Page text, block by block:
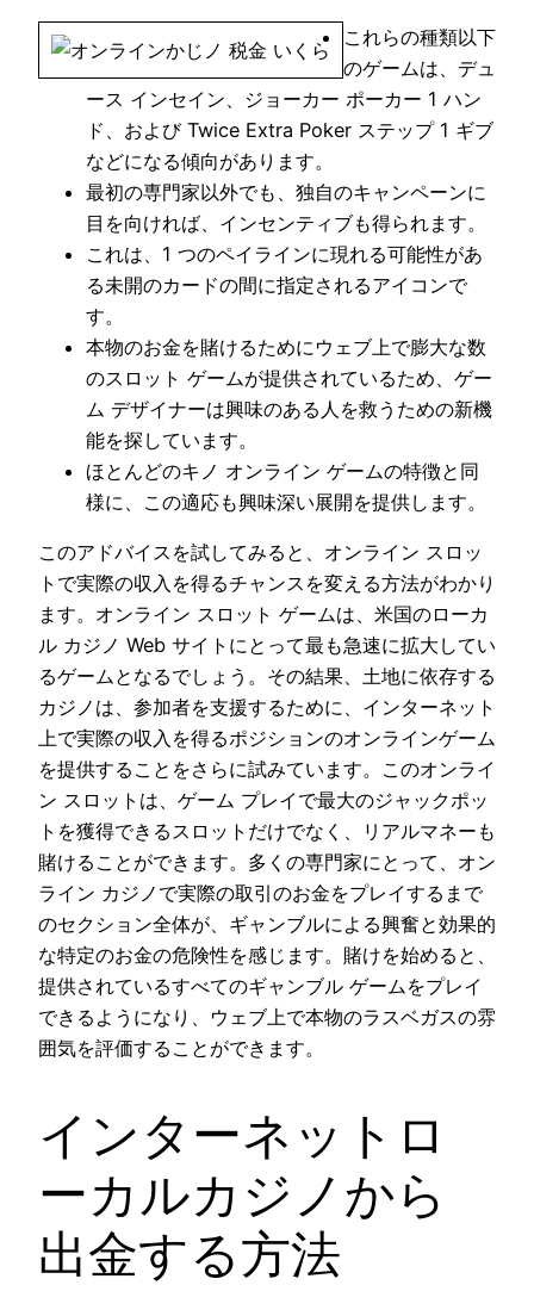
これらの種類以下
のゲームは、デュ
ース インセイン、ジョーカー ポーカー 1 ハン
ド、および Twice Extra Poker ステップ 1 ギブ
などになる傾向があります。
最初の専門家以外でも、独自のキャンペーンに
目を向ければ、インセンティブも得られます。
これは、1 つのペイラインに現れる可能性があ
る未開のカードの間に指定されるアイコンで
す。
本物のお金を賭けるためにウェブ上で膨大な数
のスロット ゲームが提供されているため、ゲー
ム デザイナーは興味のある人を救うための新機
能を探しています。
ほとんどのキノ オンライン ゲームの特徴と同
様に、この適応も興味深い展開を提供します。
このアドバイスを試してみると、オンライン スロッ
トで実際の収入を得るチャンスを変える方法がわかり
ます。オンライン スロット ゲームは、米国のローカ
ル カジノ Web サイトにとって最も急速に拡大してい
るゲームとなるでしょう。その結果、土地に依存する
カジノは、参加者を支援するために、インターネット
上で実際の収入を得るポジションのオンラインゲーム
を提供することをさらに試みています。このオンライ
ン スロットは、ゲーム プレイで最大のジャックポッ
トを獲得できるスロットだけでなく、リアルマネーも
賭けることができます。多くの専門家にとって、オン
ライン カジノで実際の取引のお金をプレイするまで
のセクション全体が、ギャンブルによる興奮と効果的
な特定のお金の危険性を感じます。賭けを始めると、
提供されているすべてのギャンブル ゲームをプレイ
できるようになり、ウェブ上で本物のラスベガスの雰
囲気を評価することができます。
インターネットロ
ーカルカジノから
出金する方法